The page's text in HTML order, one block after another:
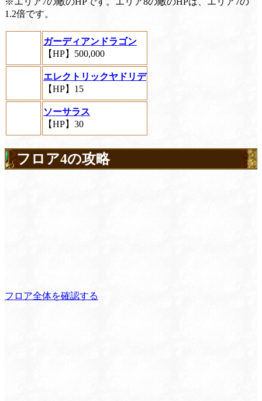
1.2倍です。
ガーディアンドラゴン
【HP】500,000
エレクトリックヤドリデ
【HP】15
ソーサラス
【HP】30
フロア4の攻略
フロア全体を確認する